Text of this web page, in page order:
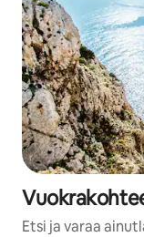
Etsi ja varaa